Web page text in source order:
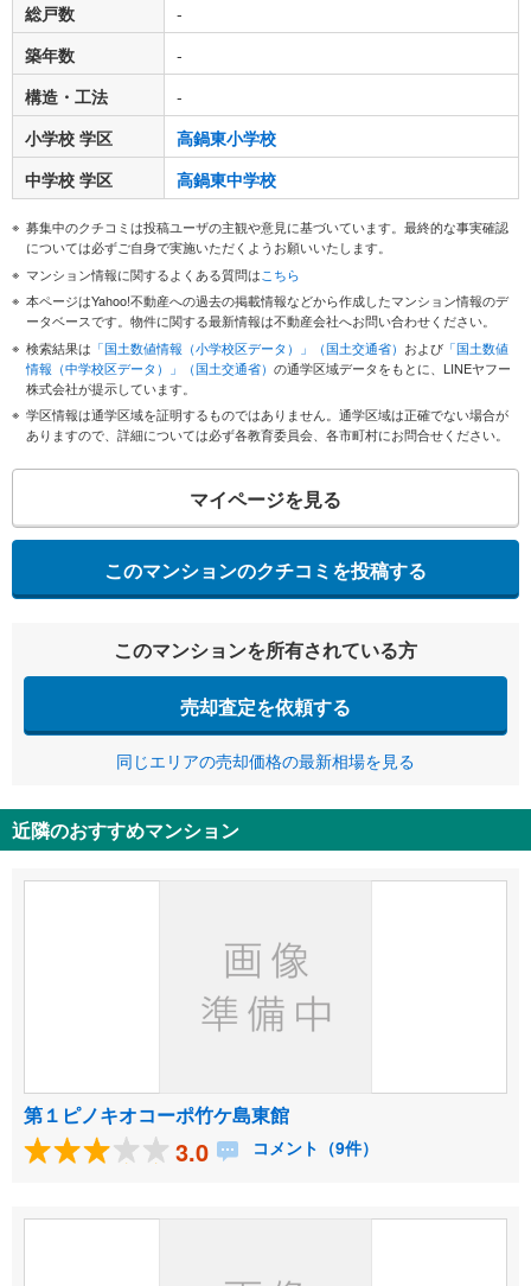
総戸数
-
築年数
-
構造・工法
-
小学校 学区
高鍋東小学校
中学校 学区
高鍋東中学校
募集中のクチコミは投稿ユーザの主観や意見に基づいています。最終的な事実確認
については必ずご自身で実施いただくようお願いいたします。
マンション情報に関するよくある質問はこちら
本ページはYahoo!不動産への過去の掲載情報などから作成したマンション情報のデ
ータベースです。物件に関する最新情報は不動産会社へお問い合わせください。
検索結果は 「国土数値情報（小学校区データ）」（国土交通省） および 「国土数値
情報（中学校区データ）」（国土交通省） の通学区域データをもとに、LINEヤフー
株式会社が提示しています。
学区情報は通学区域を証明するものではありません。通学区域は正確でない場合が
ありますので、詳細については必ず各教育委員会、各市町村にお問合せください。
マイページを見る
このマンションのクチコミを投稿する
このマンションを所有されている方
売却査定を依頼する
同じエリアの売却価格の最新相場を見る
近隣のおすすめマンション
第１ピノキオコーポ竹ケ島東館
3.0 コメント（9件）